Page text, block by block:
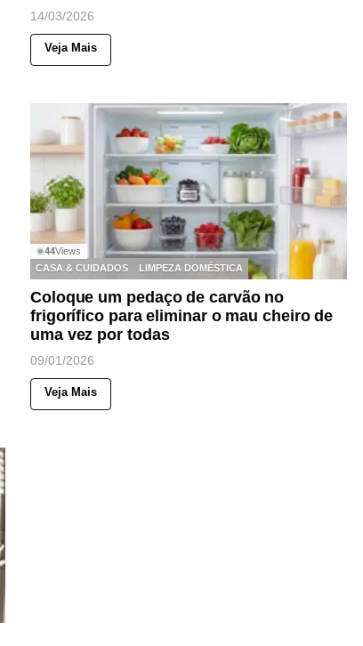
14/03/2026
Veja Mais
◉44Views
CASA & CUIDADOS
LIMPEZA DOMÉSTICA
Coloque um pedaço de carvão no
frigorífico para eliminar o mau cheiro de
uma vez por todas
09/01/2026
Veja Mais